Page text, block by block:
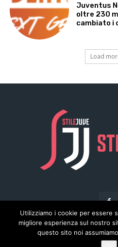
Juventus
oltre 230
cambiato i
Load
Utilizziamo i cookie per essere
migliore esperienza sul nostro
questo sito noi